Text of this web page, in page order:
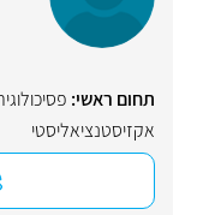
תחום ראשי:
אקזיסטנציאליסטי